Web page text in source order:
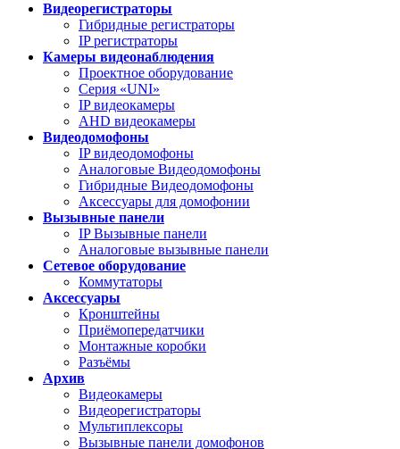
Видеорегистраторы
Гибридные регистраторы
IP регистраторы
Камеры видеонаблюдения
Проектное оборудование
Серия «UNI»
IP видеокамеры
AHD видеокамеры
Видеодомофоны
IP видеодомофоны
Аналоговые Видеодомофоны
Гибридные Видеодомофоны
Аксессуары для домофонии
Вызывные панели
IP Вызывные панели
Аналоговые вызывные панели
Сетевое оборудование
Коммутаторы
Аксессуары
Кронштейны
Приёмопередатчики
Монтажные коробки
Разъёмы
Архив
Видеокамеры
Видеорегистраторы
Мультиплексоры
Вызывные панели домофонов